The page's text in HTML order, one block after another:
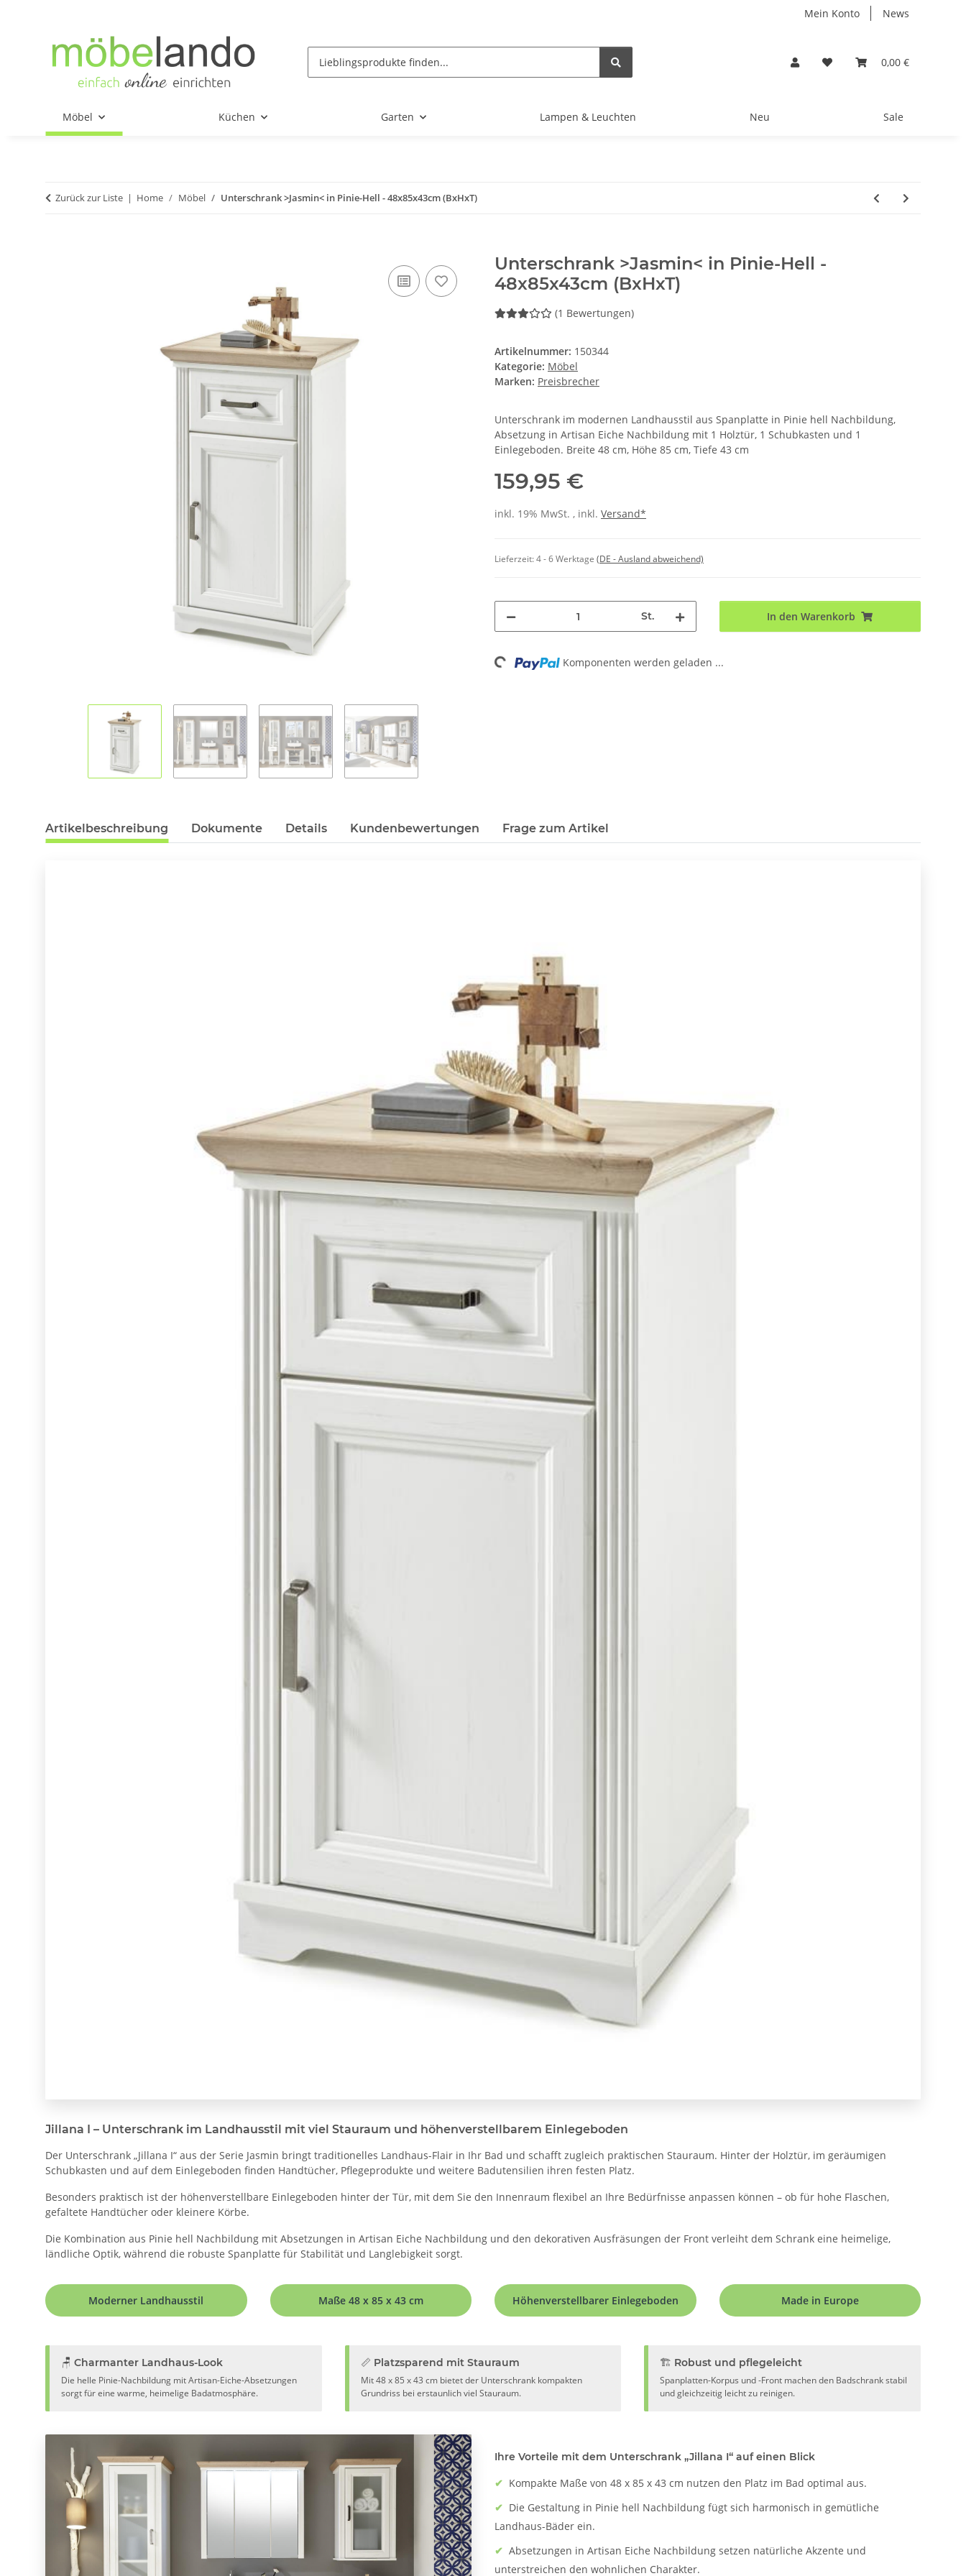
Mein Konto News
0,00 €
Möbel Küchen Garten Lampen & Leuchten Neu Sale
Zurück zur Liste Home Möbel Unterschrank >Jasmin< in Pinie-Hell - 48x85x43cm (BxHxT)
Unterschrank >Jasmin< in Pinie-Hell -
48x85x43cm (BxHxT)
(1 Bewertungen)
Artikelnummer: 150344
Kategorie: Möbel
Marken: Preisbrecher
Unterschrank im modernen Landhausstil aus Spanplatte in Pinie hell Nachbildung,
Absetzung in Artisan Eiche Nachbildung mit 1 Holztür, 1 Schubkasten und 1
Einlegeboden. Breite 48 cm, Höhe 85 cm, Tiefe 43 cm
159,95 €
inkl. 19% MwSt. , inkl. Versand*
Lieferzeit:4 - 6 Werktage (DE - Ausland abweichend)
St. In den Warenkorb
Loading... Komponenten werden geladen ...
Artikelbeschreibung Dokumente Details Kundenbewertungen Frage zum Artikel
Jillana I – Unterschrank im Landhausstil mit viel Stauraum und höhenverstellbarem Einlegeboden
Der Unterschrank „Jillana I“ aus der Serie Jasmin bringt traditionelles Landhaus-Flair in Ihr Bad und schafft zugleich praktischen Stauraum. Hinter der Holztür, im geräumigen
Schubkasten und auf dem Einlegeboden finden Handtücher, Pflegeprodukte und weitere Badutensilien ihren festen Platz.
Besonders praktisch ist der höhenverstellbare Einlegeboden hinter der Tür, mit dem Sie den Innenraum flexibel an Ihre Bedürfnisse anpassen können – ob für hohe Flaschen,
gefaltete Handtücher oder kleinere Körbe.
Die Kombination aus Pinie hell Nachbildung mit Absetzungen in Artisan Eiche Nachbildung und den dekorativen Ausfräsungen der Front verleiht dem Schrank eine heimelige,
ländliche Optik, während die robuste Spanplatte für Stabilität und Langlebigkeit sorgt.
Moderner Landhausstil Maße 48 x 85 x 43 cm Höhenverstellbarer Einlegeboden Made in Europe
🪑 Charmanter Landhaus-Look
Die helle Pinie-Nachbildung mit Artisan-Eiche-Absetzungen
sorgt für eine warme, heimelige Badatmosphäre.
📏 Platzsparend mit Stauraum
Mit 48 x 85 x 43 cm bietet der Unterschrank kompakten
Grundriss bei erstaunlich viel Stauraum.
🏗️ Robust und pflegeleicht
Spanplatten-Korpus und -Front machen den Badschrank stabil
und gleichzeitig leicht zu reinigen.
Ihre Vorteile mit dem Unterschrank „Jillana I“ auf einen Blick
✔ Kompakte Maße von 48 x 85 x 43 cm nutzen den Platz im Bad optimal aus.
✔ Die Gestaltung in Pinie hell Nachbildung fügt sich harmonisch in gemütliche
Landhaus-Bäder ein.
✔ Absetzungen in Artisan Eiche Nachbildung setzen natürliche Akzente und
unterstreichen den wohnlichen Charakter.